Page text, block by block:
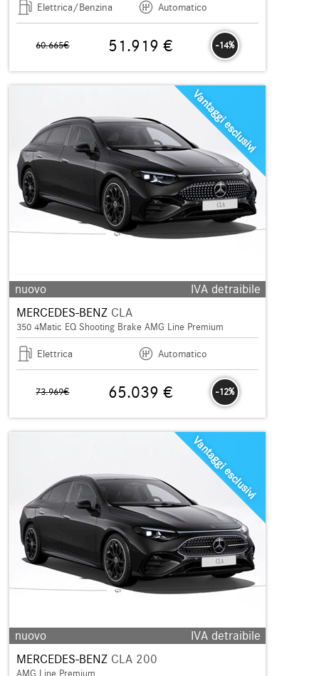
Elettrica/Benzina Automatico
60.665€ -14%
51.919 €
nuovo IVA detraibile
Vantaggi esclusivi
MERCEDES-BENZ CLA
350 4Matic EQ Shooting Brake AMG Line Premium
Elettrica Automatico
73.969€ -12%
65.039 €
nuovo IVA detraibile
Vantaggi esclusivi
MERCEDES-BENZ CLA 200
AMG Line Premium